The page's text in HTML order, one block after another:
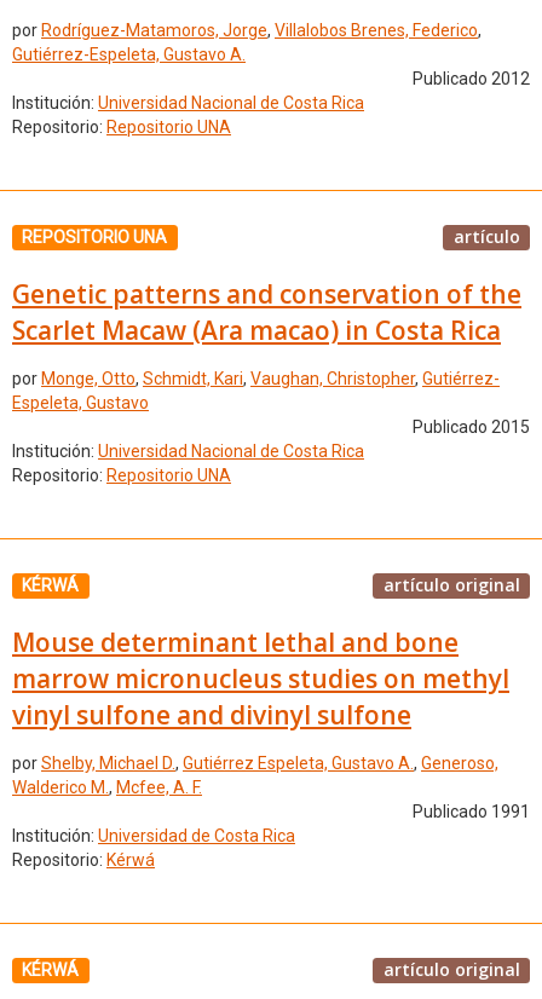
por Rodríguez-Matamoros, Jorge, Villalobos Brenes, Federico,
Gutiérrez-Espeleta, Gustavo A.
Publicado 2012
Institución: Universidad Nacional de Costa Rica
Repositorio: Repositorio UNA
REPOSITORIO UNA artículo
Genetic patterns and conservation of the
Scarlet Macaw (Ara macao) in Costa Rica
por Monge, Otto, Schmidt, Kari, Vaughan, Christopher, Gutiérrez-
Espeleta, Gustavo
Publicado 2015
Institución: Universidad Nacional de Costa Rica
Repositorio: Repositorio UNA
KÉRWÁ artículo original
Mouse determinant lethal and bone
marrow micronucleus studies on methyl
vinyl sulfone and divinyl sulfone
porShelby, Michael D., Gutiérrez Espeleta, Gustavo A., Generoso,
Walderico M., Mcfee, A. F.
Publicado 1991
Institución: Universidad de Costa Rica
Repositorio: Kérwá
KÉRWÁ artículo original